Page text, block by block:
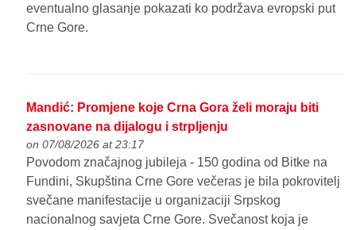
eventualno glasanje pokazati ko podržava evropski put
Crne Gore.
Mandić: Promjene koje Crna Gora želi moraju biti
zasnovane na dijalogu i strpljenju
on 07/08/2026 at 23:17
Povodom značajnog jubileja - 150 godina od Bitke na
Fundini, Skupština Crne Gore večeras je bila pokrovitelj
svečane manifestacije u organizaciji Srpskog
nacionalnog savjeta Crne Gore. Svečanost koja je